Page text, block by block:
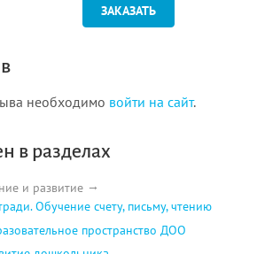
ЗАКАЗАТЬ
необходимо войти на сайт.
в разделах
и развитие
Обучение счету, письму, чтению
пространство ДОО